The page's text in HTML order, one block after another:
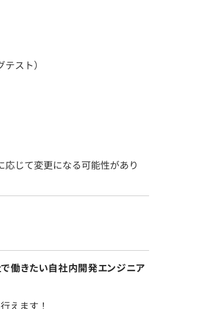
スト）
じて変更になる可能性があり
働きたい自社内開発エンジニア
えます！